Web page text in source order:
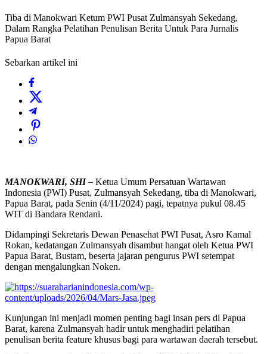
Tiba di Manokwari Ketum PWI Pusat Zulmansyah Sekedang,
Dalam Rangka Pelatihan Penulisan Berita Untuk Para Jurnalis
Papua Barat
Sebarkan artikel ini
MANOKWARI, SHI – Ketua Umum Persatuan Wartawan
Indonesia (PWI) Pusat, Zulmansyah Sekedang, tiba di Manokwari,
Papua Barat, pada Senin (4/11/2024) pagi, tepatnya pukul 08.45
WIT di Bandara Rendani.
Didampingi Sekretaris Dewan Penasehat PWI Pusat, Asro Kamal
Rokan, kedatangan Zulmansyah disambut hangat oleh Ketua PWI
Papua Barat, Bustam, beserta jajaran pengurus PWI setempat
dengan mengalungkan Noken.
Kunjungan ini menjadi momen penting bagi insan pers di Papua
Barat, karena Zulmansyah hadir untuk menghadiri pelatihan
penulisan berita feature khusus bagi para wartawan daerah tersebut.